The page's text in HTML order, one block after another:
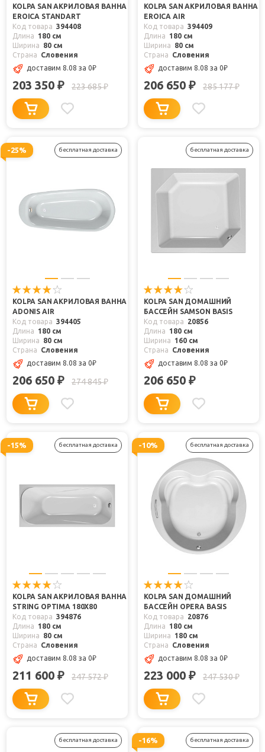
KOLPA SAN АКРИЛОВАЯ ВАННА
EROICA STANDART
Код товара 394408
Длина
180 см
Ширина
80 см
Страна
Словения
доставим 8.08 за 0₽
203 350 ₽ 223 685₽
KOLPA SAN АКРИЛОВАЯ ВАННА
EROICA AIR
Код товара 394409
Длина
180 см
Ширина
80 см
Страна
Словения
доставим 8.08 за 0₽
206 650 ₽ 285 177₽
-25% бесплатная доставка
KOLPA SAN АКРИЛОВАЯ ВАННА
ADONIS AIR
Код товара 394405
Длина
180 см
Ширина
80 см
Страна
Словения
доставим 8.08 за 0₽
206 650 ₽ 274 845₽
бесплатная доставка
KOLPA SAN ДОМАШНИЙ
БАССЕЙН SAMSON BASIS
Код товара
20856
Длина
180 см
Ширина
160 см
Страна
Словения
доставим 8.08 за 0₽
206 650 ₽
-15% бесплатная доставка
KOLPA SAN АКРИЛОВАЯ ВАННА
STRING OPTIMA 180Х80
Код товара 394876
Длина
180 см
Ширина
80 см
Страна
Словения
доставим 8.08 за 0₽
211 600 ₽ 247 572₽
-10% бесплатная доставка
KOLPA SAN ДОМАШНИЙ
БАССЕЙН OPERA BASIS
Код товара
20876
Длина
180 см
Ширина
180 см
Страна
Словения
доставим 8.08 за 0₽
223 000 ₽ 247 530₽
бесплатная доставка -16% бесплатная доставка